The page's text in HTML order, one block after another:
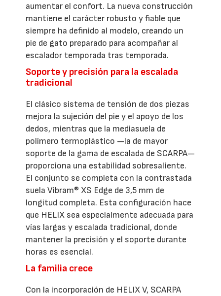
aumentar el confort. La nueva construcción
mantiene el carácter robusto y fiable que
siempre ha definido al modelo, creando un
pie de gato preparado para acompañar al
escalador temporada tras temporada.
Soporte y precisión para la escalada
tradicional
El clásico sistema de tensión de dos piezas
mejora la sujeción del pie y el apoyo de los
dedos, mientras que la mediasuela de
polímero termoplástico —la de mayor
soporte de la gama de escalada de SCARPA—
proporciona una estabilidad sobresaliente.
El conjunto se completa con la contrastada
suela Vibram® XS Edge de 3,5 mm de
longitud completa. Esta configuración hace
que HELIX sea especialmente adecuada para
vías largas y escalada tradicional, donde
mantener la precisión y el soporte durante
horas es esencial.
La familia crece
Con la incorporación de HELIX V, SCARPA